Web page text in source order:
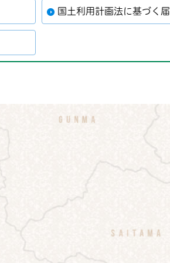
国土利用計画法に基づく